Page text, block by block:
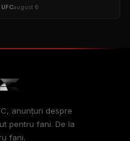
august 6
anunțuri despre
pentru fani. De la
fani.